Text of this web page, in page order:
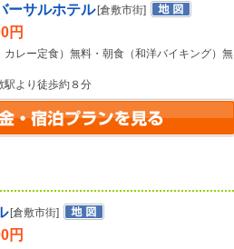
ーサルホテル [倉敷市街]
円
カレー定食）無料・朝食（和洋バイキング）無
駅より徒歩約８分
[倉敷市街]
円